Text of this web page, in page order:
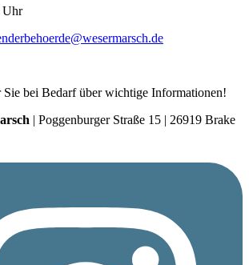
Uhr
bei Bedarf über wichtige Informationen!
| Poggenburger Straße 15 | 26919 Brake